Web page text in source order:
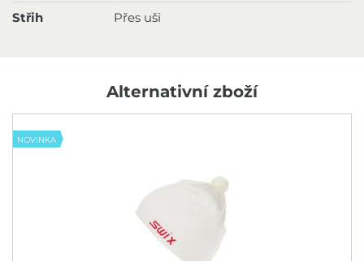
Střih Přes uši
Alternativní zboží
NOVINKA